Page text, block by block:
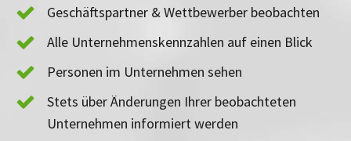
Geschäftspartner & Wettbewerber beobachten
Alle Unternehmenskennzahlen auf einen Blick
Personen im Unternehmen sehen
Stets über Änderungen Ihrer beobachteten
Unternehmen informiert werden